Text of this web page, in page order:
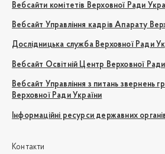
Вебсайти комітетів Верховної Ради
Вебсайт Управління кадрів Апарату
Дослідницька служба Верховної Ради
Вебсайт Освітній Центр Верховної
Вебсайт Управління з питань звернень
Верховної Ради України
Інформаційні ресурси державних
Контакти